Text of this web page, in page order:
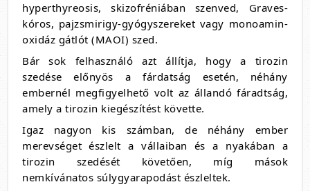
hyperthyreosis, skizofréniában szenved, Graves-
kóros, pajzsmirigy-gyógyszereket vagy monoamin-
oxidáz gátlót (MAOI) szed.
Bár sok felhasználó azt állítja, hogy a tirozin
szedése előnyös a fárdatság esetén, néhány
embernél megfigyelhető volt az állandó fáradtság,
amely a tirozin kiegészítést követte.
Igaz nagyon kis számban, de néhány ember
merevséget észlelt a vállaiban és a nyakában a
tirozin szedését követően, míg mások
nemkívánatos súlygyarapodást észleltek.